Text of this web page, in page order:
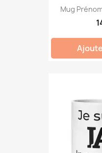
Mug